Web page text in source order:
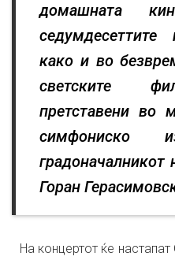
домашната
како и во
светските
претставени во
симфониско
Горан
На концертот ќе